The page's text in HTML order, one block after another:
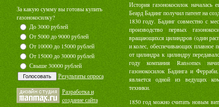
За какую сумму вы готовы купить
газонокосилку?
До 3000 рублей
От 5000 до 9000 рублей
От 10000 до 15000 рублей
От 15000 до 30000 рублей
Свыше 30000 рублей
Результаты опроса
Разработка и
cоздание сайта
История газонокосилок
Беард Бадинг получил патент на
1830 году. Бадинг совместно с
производство первых
вращающихся цилиндров (один
и колес, обеспечивающих плавное
от цилиндра к цилиндру
году компания Ransomes
газонокосилок Бадинга и
является одной из ведущих
техники.
1850 год можно считать новым